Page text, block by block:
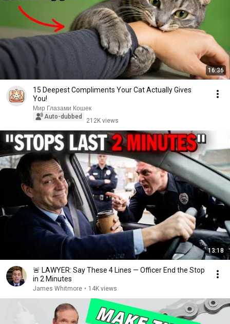
16:36
15 Deepest Compliments Your Cat Actually Gives
You!
Мир Глазами Кошек
Auto-dubbed
212K views
13:18
🚨 LAWYER: Say These 4 Lines — Officer End the Stop
in 2 Minutes
James Whitmore • 14K views